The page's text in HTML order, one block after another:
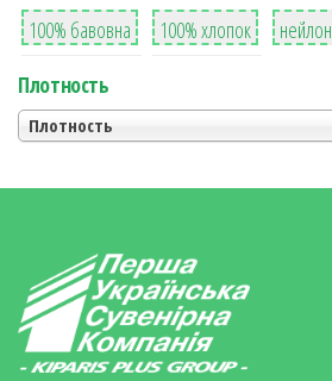
8
100% бавовна
36
100% хлопок
2
нейлон
Плотность
Плотность